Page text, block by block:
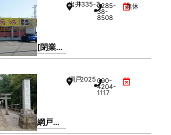
[閉業]
台湾料
出井1335-30285-
38-
8508
無休
網戸神
網戸2025 090-
4204-
1117